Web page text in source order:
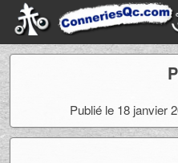
Publié le 18 janvier